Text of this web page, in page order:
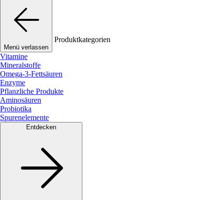
Menü verlassen
Produktkategorien
Vitamine
Mineralstoffe
Omega-3-Fettsäuren
Enzyme
Pflanzliche Produkte
Aminosäuren
Probiotika
Spurenelemente
Entdecken